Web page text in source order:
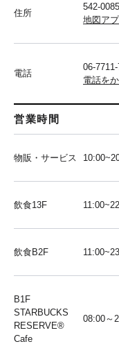
住所
542-
地図ア
電話
06-7711-
電話を
営業時間
物販・サービス
飲食13F
飲食B2F
B1F
STARBUCKS
RESERVE®︎
Cafe
08:00～